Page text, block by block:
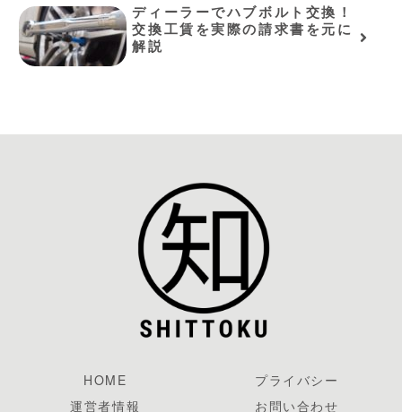
ディーラーでハブボルト交換！
交換工賃を実際の請求書を元に
解説
HOME
プライバシー
運営者情報
お問い合わせ